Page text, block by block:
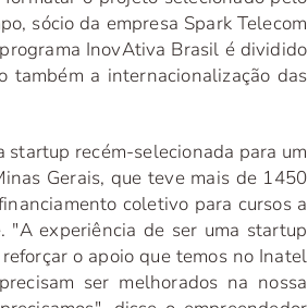
sócio da empresa Spark Telecom
InovAtiva Brasil é dividido
também a internacionalização das
startup recém-selecionada para um
Gerais, que teve mais de 1450
coletivo para cursos a
"A experiência de ser uma startup
o apoio que temos no Inatel
ser melhorados na nossa